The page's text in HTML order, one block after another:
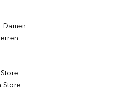
Damen
Store